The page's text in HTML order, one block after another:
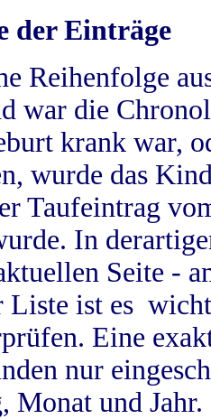
der Einträge
Reihenfolge
war die
krank war,
wurde das
Taufeintrag
In
Seite -
Liste ist es
Eine
nur
Monat und Jahr.